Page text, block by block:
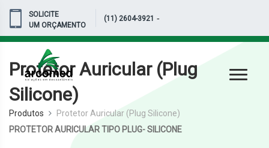
SOLICITE
UM ORÇAMENTO
(11) 2604-3921 -
Protetor Auricular (Plug
Silicone)
Produtos
Protetor Auricular (Plug Silicone)
PROTETOR AURICULAR TIPO PLUG- SILICONE